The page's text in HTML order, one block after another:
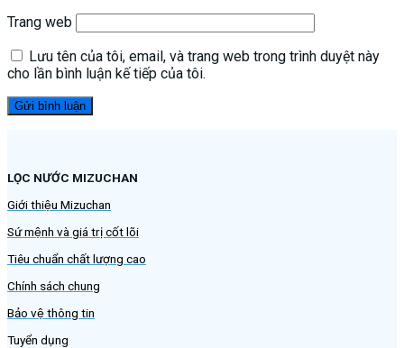
Trang web
Lưu tên của tôi, email, và trang web trong trình duyệt này
cho lần bình luận kế tiếp của tôi.
LỌC NƯỚC MIZUCHAN
Giới thiệu Mizuchan
Sứ mệnh và giá trị cốt lõi
Tiêu chuẩn chất lượng cao
Chính sách chung
Bảo vệ thông tin
Tuyển dụng